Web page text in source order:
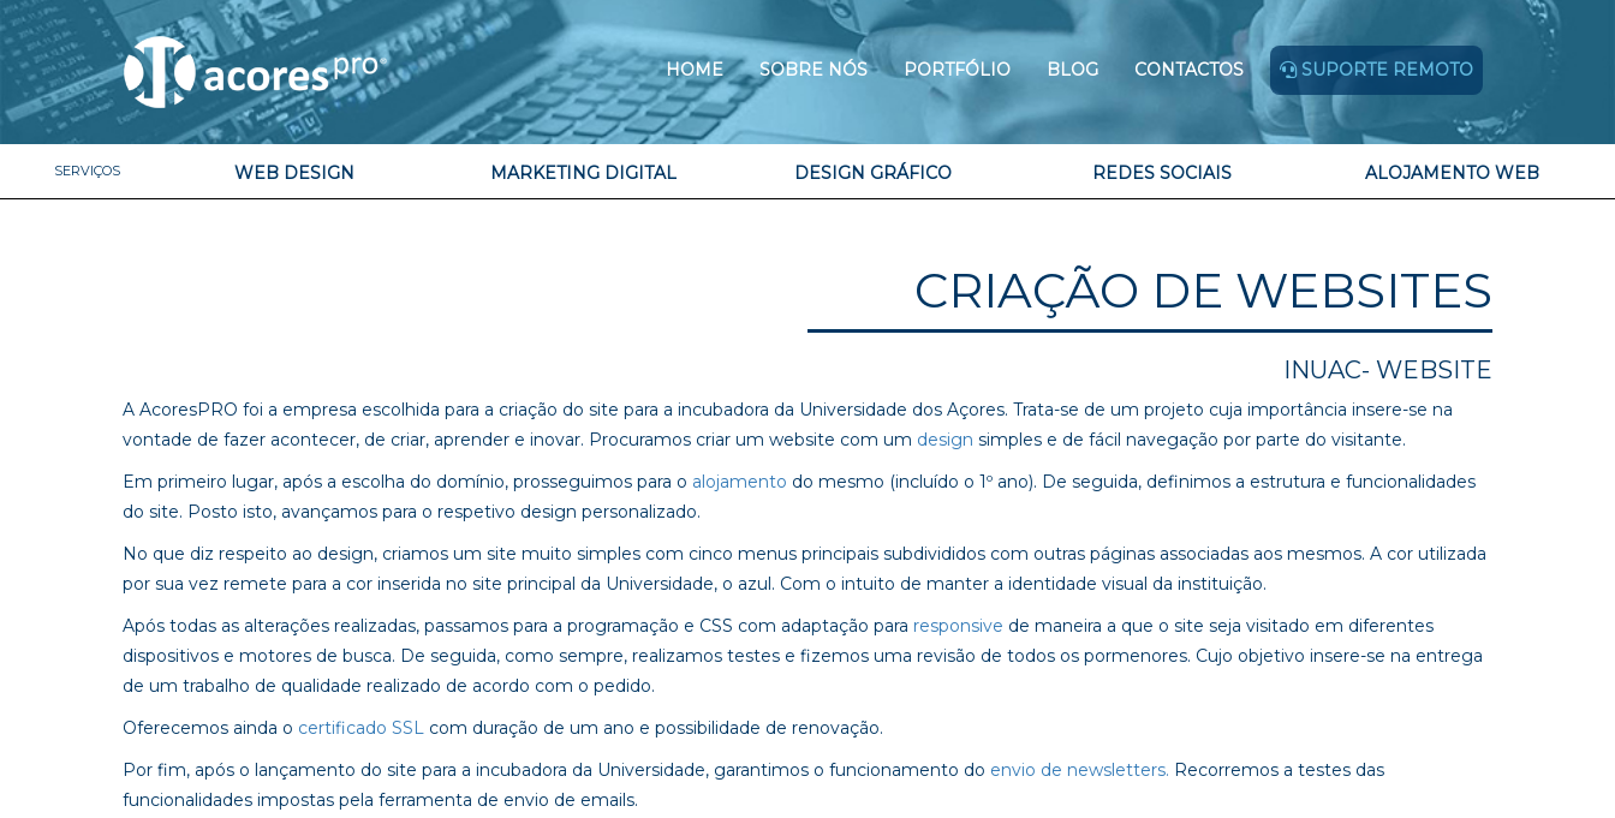
HOME SOBRE NÓS PORTFÓLIO BLOG CONTACTOS SUPORTE REMOTO
SERVIÇOS WEB DESIGN MARKETING DIGITAL DESIGN GRÁFICO REDES SOCIAIS ALOJAMENTO WEB
CRIAÇÃO DE WEBSITES
INUAC- WEBSITE
A AcoresPRO foi a empresa escolhida para a criação do site para a incubadora da Universidade dos Açores. Trata-se de um projeto cuja importância insere-se na
vontade de fazer acontecer, de criar, aprender e inovar. Procuramos criar um website com um design simples e de fácil navegação por parte do visitante.
Em primeiro lugar, após a escolha do domínio, prosseguimos para o alojamento do mesmo (incluído o 1º ano). De seguida, definimos a estrutura e funcionalidades
do site. Posto isto, avançamos para o respetivo design personalizado.
No que diz respeito ao design, criamos um site muito simples com cinco menus principais subdivididos com outras páginas associadas aos mesmos. A cor utilizada
por sua vez remete para a cor inserida no site principal da Universidade, o azul. Com o intuito de manter a identidade visual da instituição.
Após todas as alterações realizadas, passamos para a programação e CSS com adaptação para responsive de maneira a que o site seja visitado em diferentes
dispositivos e motores de busca. De seguida, como sempre, realizamos testes e fizemos uma revisão de todos os pormenores. Cujo objetivo insere-se na entrega
de um trabalho de qualidade realizado de acordo com o pedido.
Oferecemos ainda o certificado SSL com duração de um ano e possibilidade de renovação.
Por fim, após o lançamento do site para a incubadora da Universidade, garantimos o funcionamento do envio de newsletters. Recorremos a testes das
funcionalidades impostas pela ferramenta de envio de emails.